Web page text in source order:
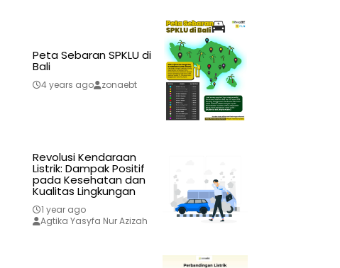
Peta Sebaran SPKLU di
Bali
4 years ago zonaebt
Revolusi Kendaraan
Listrik: Dampak Positif
pada Kesehatan dan
Kualitas Lingkungan
1 year ago
Agtika Yasyfa Nur Azizah